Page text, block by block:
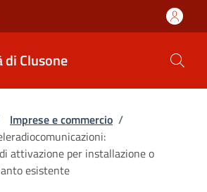
di Clusone
pane
Imprese e commercio /
attivazione per installazione o
esistente